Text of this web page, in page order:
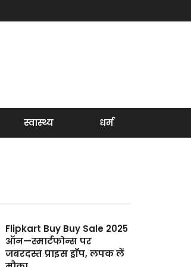
स्वास्थ्य धर्म
Flipkart Buy Buy Sale 2025
ऑन—स्मार्टफोन्स पर
जबरदस्त प्राइस ड्रॉप, लपक लें